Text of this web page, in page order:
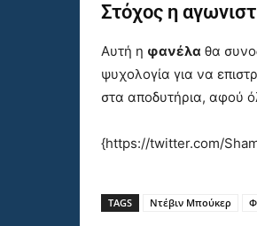
Στόχος η
Αυτή η φανέλα θα
ψυχολογία για να
στα αποδυτήρια, αφού
{https://twitter.com/
TAGS Ντέβιν Μπούκερ